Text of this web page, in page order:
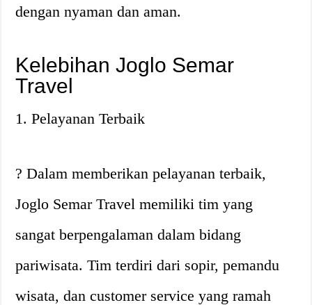
dengan nyaman dan aman.
Kelebihan Joglo Semar
Travel
1. Pelayanan Terbaik
? Dalam memberikan pelayanan terbaik,
Joglo Semar Travel memiliki tim yang
sangat berpengalaman dalam bidang
pariwisata. Tim terdiri dari sopir, pemandu
wisata, dan customer service yang ramah